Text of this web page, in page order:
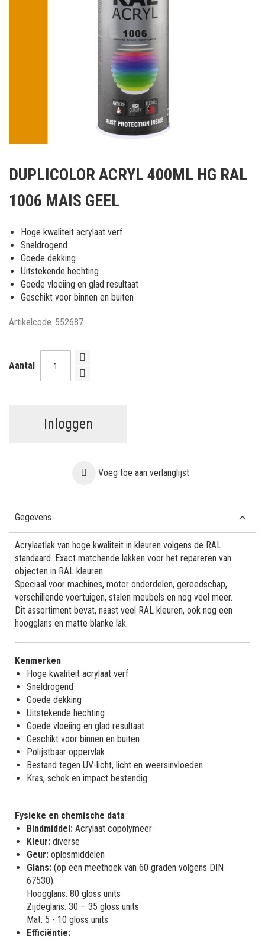
het
van
afbeeldingen-
gallerij
DUPLICOLOR ACRYL 400ML HG RAL
1006 MAIS GEEL
Hoge kwaliteit acrylaat verf
Sneldrogend
Goede dekking
Uitstekende hechting
Goede vloeiing en glad resultaat
Geschikt voor binnen en buiten
Artikelcode 552687
Aantal
Inloggen
Voeg toe aan verlanglijst
Gegevens
Acrylaatlak van hoge kwaliteit in kleuren volgens de RAL
standaard. Exact matchende lakken voor het repareren van
objecten in RAL kleuren.
Speciaal voor machines, motor onderdelen, gereedschap,
verschillende voertuigen, stalen meubels en nog veel meer.
Dit assortiment bevat, naast veel RAL kleuren, ook nog een
hoogglans en matte blanke lak.
Kenmerken
Hoge kwaliteit acrylaat verf
Sneldrogend
Goede dekking
Uitstekende hechting
Goede vloeiing en glad resultaat
Geschikt voor binnen en buiten
Polijstbaar oppervlak
Bestand tegen UV-licht, licht en weersinvloeden
Kras, schok en impact bestendig
Fysieke en chemische data
Bindmiddel: Acrylaat copolymeer
Kleur: diverse
Geur: oplosmiddelen
Glans: (op een meethoek van 60 graden volgens DIN
67530):
Hoogglans: 80 gloss units
Zijdeglans: 30 – 35 gloss units
Mat: 5 - 10 gloss units
Efficiëntie: